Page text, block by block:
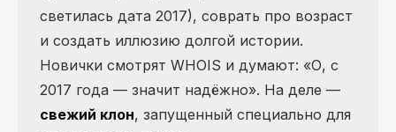
светилась дата 2017), соврать про возраст
и создать иллюзию долгой истории.
Новички смотрят WHOIS и думают: «О, с
2017 года — значит надёжно». На деле —
свежий клон, запущенный специально для